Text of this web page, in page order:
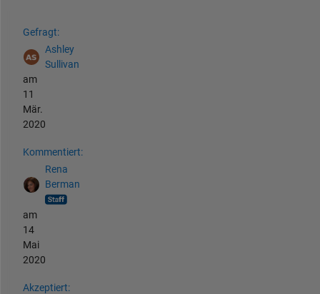
Gefragt:
Ashley
Sullivan
am
11
Mär.
2020
Kommentiert:
Rena
Berman
am
14
Mai
2020
Akzeptiert: